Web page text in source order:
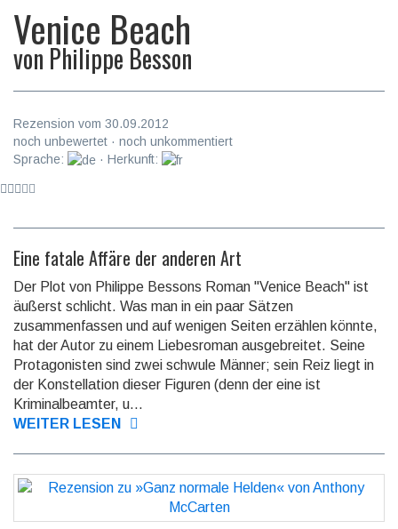
Venice Beach
von Philippe Besson
Rezension vom 30.09.2012
noch unbewertet · noch unkommentiert
Sprache:
· Herkunft:
Eine fatale Affäre der anderen Art
Der Plot von Philippe Bessons Roman "Venice Beach" ist
äußerst schlicht. Was man in ein paar Sätzen
zusammenfassen und auf wenigen Seiten erzählen könnte,
hat der Autor zu einem Liebesroman ausgebreitet. Seine
Protagonisten sind zwei schwule Männer; sein Reiz liegt in
der Konstellation dieser Figuren (denn der eine ist
Kriminalbeamter, u...
WEITER LESEN